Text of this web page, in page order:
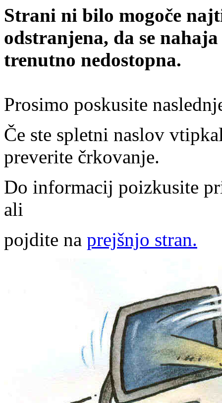
Strani ni bilo mogoče
odstranjena, da se
trenutno nedostopna.
Prosimo poskusite
Če ste spletni naslov
preverite črkovanje.
Do informacij poizkusite
ali
pojdite na prejšnjo stran.